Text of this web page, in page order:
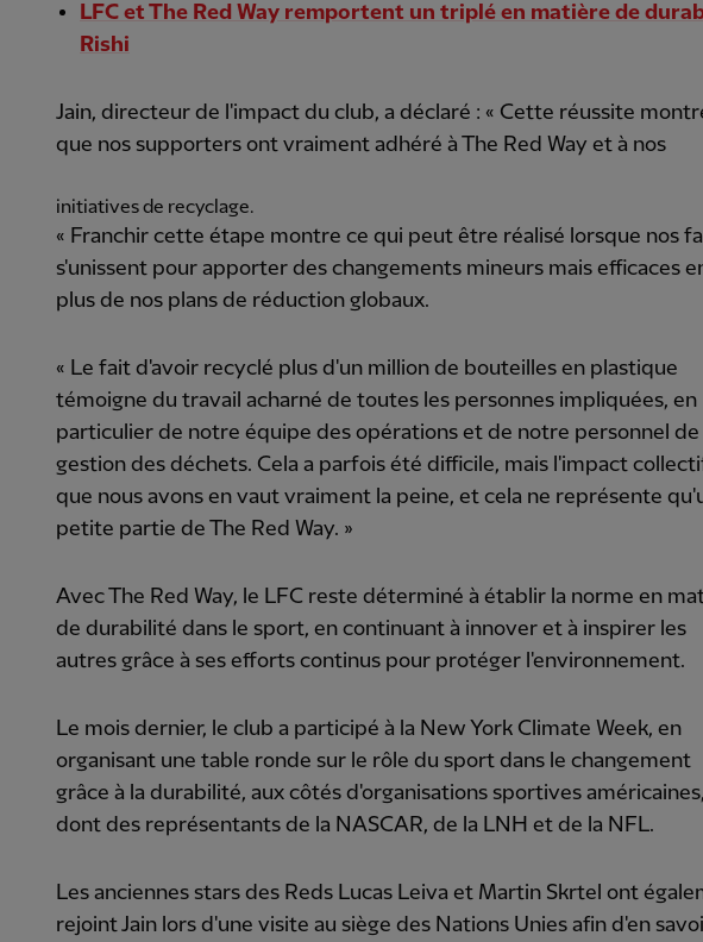
LFC et The Red Way remportent un triplé en matière de
Rishi
Jain, directeur de l'impact du club, a déclaré : « Cette réussite
que nos supporters ont vraiment adhéré à The Red Way et à nos
initiatives de recyclage.
« Franchir cette étape montre ce qui peut être réalisé lorsque nos
s'unissent pour apporter des changements mineurs mais efficaces
plus de nos plans de réduction globaux.
« Le fait d'avoir recyclé plus d'un million de bouteilles en plastique
témoigne du travail acharné de toutes les personnes impliquées, en
particulier de notre équipe des opérations et de notre personnel de
gestion des déchets. Cela a parfois été difficile, mais l'impact
que nous avons en vaut vraiment la peine, et cela ne représente
petite partie de The Red Way. »
Avec The Red Way, le LFC reste déterminé à établir la norme en
de durabilité dans le sport, en continuant à innover et à inspirer les
autres grâce à ses efforts continus pour protéger l'environnement.
Le mois dernier, le club a participé à la New York Climate Week, en
organisant une table ronde sur le rôle du sport dans le changement
grâce à la durabilité, aux côtés d'organisations sportives américaines,
dont des représentants de la NASCAR, de la LNH et de la NFL.
Les anciennes stars des Reds Lucas Leiva et Martin Skrtel ont
rejoint Jain lors d'une visite au siège des Nations Unies afin d'en